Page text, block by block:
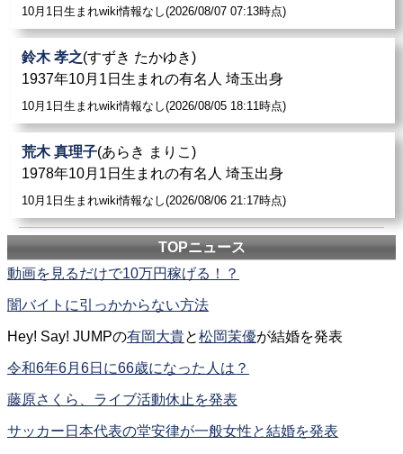
10月1日生まれwiki情報なし(2026/08/07 07:13時点)
鈴木 孝之(すずき たかゆき)
1937年10月1日生まれの有名人 埼玉出身
10月1日生まれwiki情報なし(2026/08/05 18:11時点)
荒木 真理子(あらき まりこ)
1978年10月1日生まれの有名人 埼玉出身
10月1日生まれwiki情報なし(2026/08/06 21:17時点)
TOPニュース
動画を見るだけで10万円稼げる！？
闇バイトに引っかからない方法
Hey! Say! JUMPの有岡大貴と松岡茉優が結婚を発表
令和6年6月6日に66歳になった人は？
藤原さくら、ライブ活動休止を発表
サッカー日本代表の堂安律が一般女性と結婚を発表